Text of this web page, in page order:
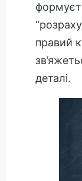
правий
деталі.